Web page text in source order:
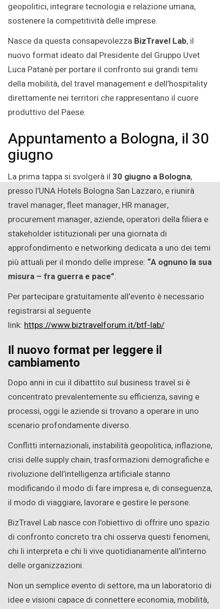
geopolitici, integrare tecnologia e relazione umana,
sostenere la competitività delle imprese.
Nasce da questa consapevolezza BizTravel Lab, il
nuovo format ideato dal Presidente del Gruppo Uvet
Luca Patanè per portare il confronto sui grandi temi
della mobilità, del travel management e dell’hospitality
direttamente nei territori che rappresentano il cuore
produttivo del Paese.
Appuntamento a Bologna, il 30
giugno
La prima tappa si svolgerà il 30 giugno a Bologna,
presso l’UNA Hotels Bologna San Lazzaro, e riunirà
travel manager, fleet manager, HR manager,
procurement manager, aziende, operatori della filiera e
stakeholder istituzionali per una giornata di
approfondimento e networking dedicata a uno dei temi
più attuali per il mondo delle imprese: “A ognuno la sua
misura – fra guerra e pace”.
Per partecipare gratuitamente all’evento è necessario
registrarsi al seguente
link: https://www.biztravelforum.it/btf-lab/
Il nuovo format per leggere il
cambiamento
Dopo anni in cui il dibattito sul business travel si è
concentrato prevalentemente su efficienza, saving e
processi, oggi le aziende si trovano a operare in uno
scenario profondamente diverso.
Conflitti internazionali, instabilità geopolitica, inflazione,
crisi delle supply chain, trasformazioni demografiche e
rivoluzione dell’intelligenza artificiale stanno
modificando il modo di fare impresa e, di conseguenza,
il modo di viaggiare, lavorare e gestire le persone.
BizTravel Lab nasce con l’obiettivo di offrire uno spazio
di confronto concreto tra chi osserva questi fenomeni,
chi li interpreta e chi li vive quotidianamente all’interno
delle organizzazioni.
Non un semplice evento di settore, ma un laboratorio di
idee e visioni capace di connettere economia, mobilità,